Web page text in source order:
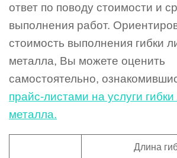
ответ по поводу стоимости и
выполнения работ.
стоимость выполнения гибки
металла, Вы можете оценить
самостоятельно,
прайс-листами на услуги гибки
металла.
Длина